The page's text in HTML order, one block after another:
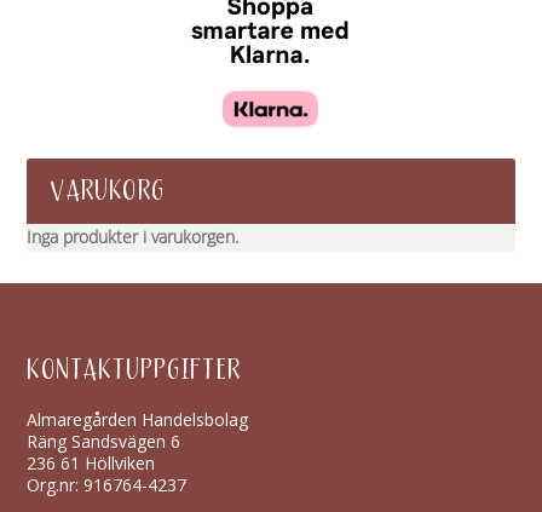
VARUKORG
Inga produkter i varukorgen.
KONTAKTUPPGIFTER
Almaregården Handelsbolag
Räng Sandsvägen 6
236 61 Höllviken
Org.nr: 916764-4237